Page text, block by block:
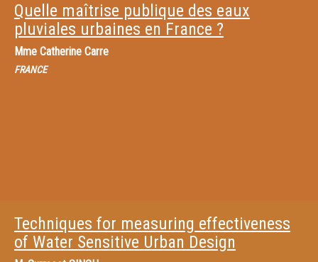
Quelle maîtrise publique des eaux
pluviales urbaines en France ?
Mme Catherine Carre
FRANCE
Techniques for measuring effectiveness
of Water Sensitive Urban Design